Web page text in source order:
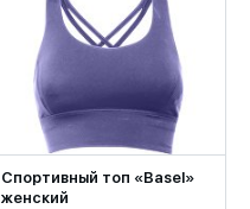
Спортивный топ «Basel»
женский